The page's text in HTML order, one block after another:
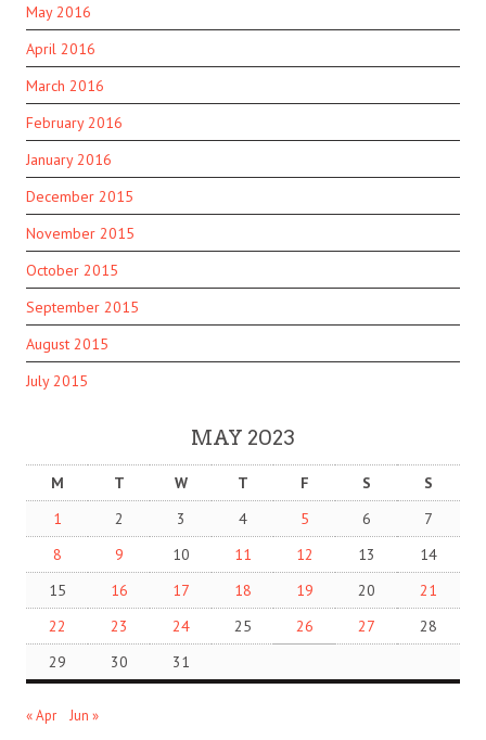
May 2016
April 2016
March 2016
February 2016
January 2016
December 2015
November 2015
October 2015
September 2015
August 2015
July 2015
MAY 2023
M T W T F S
S
1
2 3 4 5 6
7
8
9 10 11 12 13
14
15
16 17 18 19 20
21
22
23 24 25 26 27
28
29
30 31
« Apr Jun »